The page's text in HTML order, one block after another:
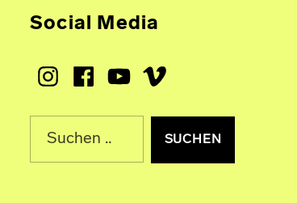
Social Media
InstagramFacebookYoutubeVimeo
Suche nach: